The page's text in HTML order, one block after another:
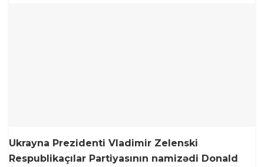
Ukrayna Prezidenti Vladimir Zelenski
Respublikaçılar Partiyasının namizədi Donald